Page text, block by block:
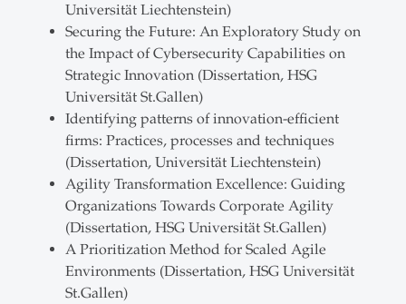
Universität Liechtenstein)
Securing the Future: An Exploratory Study on
the Impact of Cybersecurity Capabilities on
Strategic Innovation (Dissertation, HSG
Universität St.Gallen)
Identifying patterns of innovation-efficient
firms: Practices, processes and techniques
(Dissertation, Universität Liechtenstein)
Agility Transformation Excellence: Guiding
Organizations Towards Corporate Agility
(Dissertation, HSG Universität St.Gallen)
A Prioritization Method for Scaled Agile
Environments (Dissertation, HSG Universität
St.Gallen)